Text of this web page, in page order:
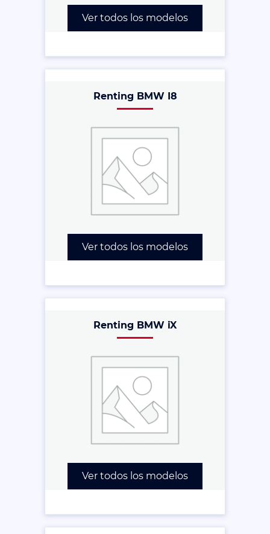
Ver todos los modelos
Renting BMW I8
Ver todos los modelos
Renting BMW iX
Ver todos los modelos